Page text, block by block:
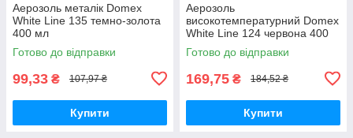
Аерозоль металік Domex
White Line 135 темно-золота
400 мл
Готово до відправки
99,33 ₴ 107,97 ₴
Купити
Аерозоль
високотемпературний Domex
White Line 124 червона 400
мл
Готово до відправки
169,75 ₴ 184,52 ₴
Купити